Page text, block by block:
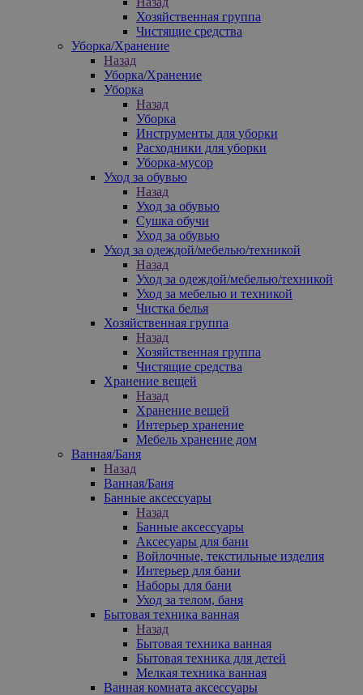
Хозяйственная группа
Чистящие средства
Уборка/Хранение
Назад
Уборка/Хранение
Уборка
Назад
Уборка
Инструменты для уборки
Расходники для уборки
Уборка-мусор
Уход за обувью
Назад
Уход за обувью
Сушка обучи
Уход за обувью
Уход за одеждой/мебелью/техникой
Назад
Уход за одеждой/мебелью/техникой
Уход за мебелью и техникой
Чистка белья
Хозяйственная группа
Назад
Хозяйственная группа
Чистящие средства
Хранение вещей
Назад
Хранение вещей
Интерьер хранение
Мебель хранение дом
Ванная/Баня
Назад
Ванная/Баня
Банные аксессуары
Назад
Банные аксессуары
Аксесуары для бани
Войлочные, текстильные изделия
Интерьер для бани
Наборы для бани
Уход за телом, баня
Бытовая техника ванная
Назад
Бытовая техника ванная
Бытовая техника для детей
Мелкая техника ванная
Ванная комната аксессуары